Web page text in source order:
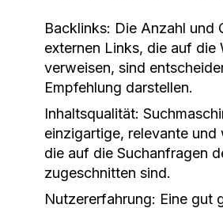
Backlinks: Die Anzahl und
externen Links, die auf die
verweisen, sind
Empfehlung darstellen.
Inhaltsqualität:
einzigartige, relevante und
die auf die Suchanfragen
zugeschnitten sind.
Nutzererfahrung: Eine gut